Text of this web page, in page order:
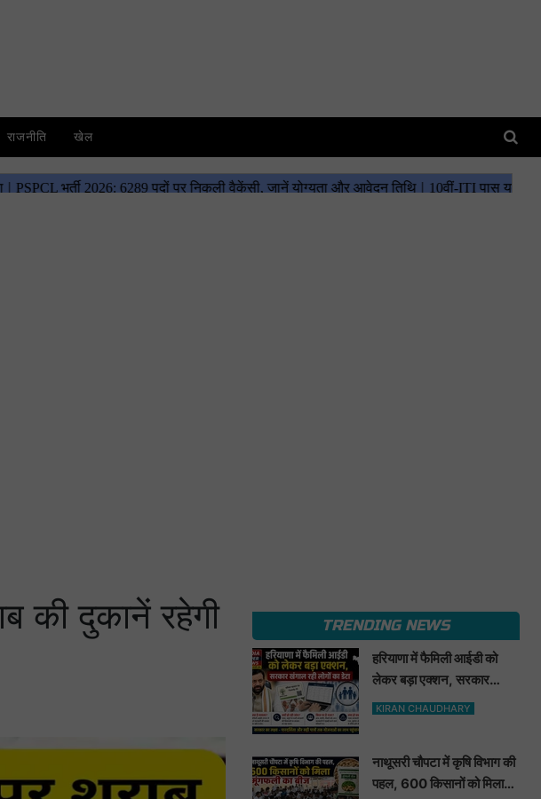
राजनीति खेल
की दुकानें रहेगी
TRENDING NEWS
हरियाणा में फैमिली आईडी को
लेकर बड़ा एक्शन, सरकार
खंगाल रही लोगों का डेटा
KIRAN CHAUDHARY
नाथूसरी चौपटा में कृषि विभाग की
पहल, 600 किसानों को मिला